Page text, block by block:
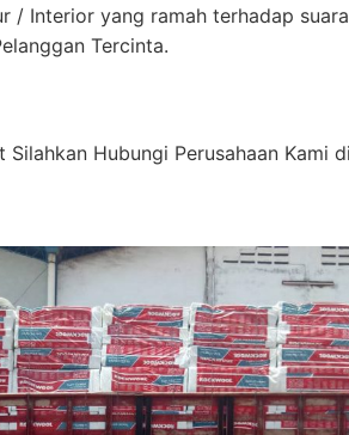
/ Interior yang ramah terhadap
Tercinta.
Hubungi Perusahaan Kami di